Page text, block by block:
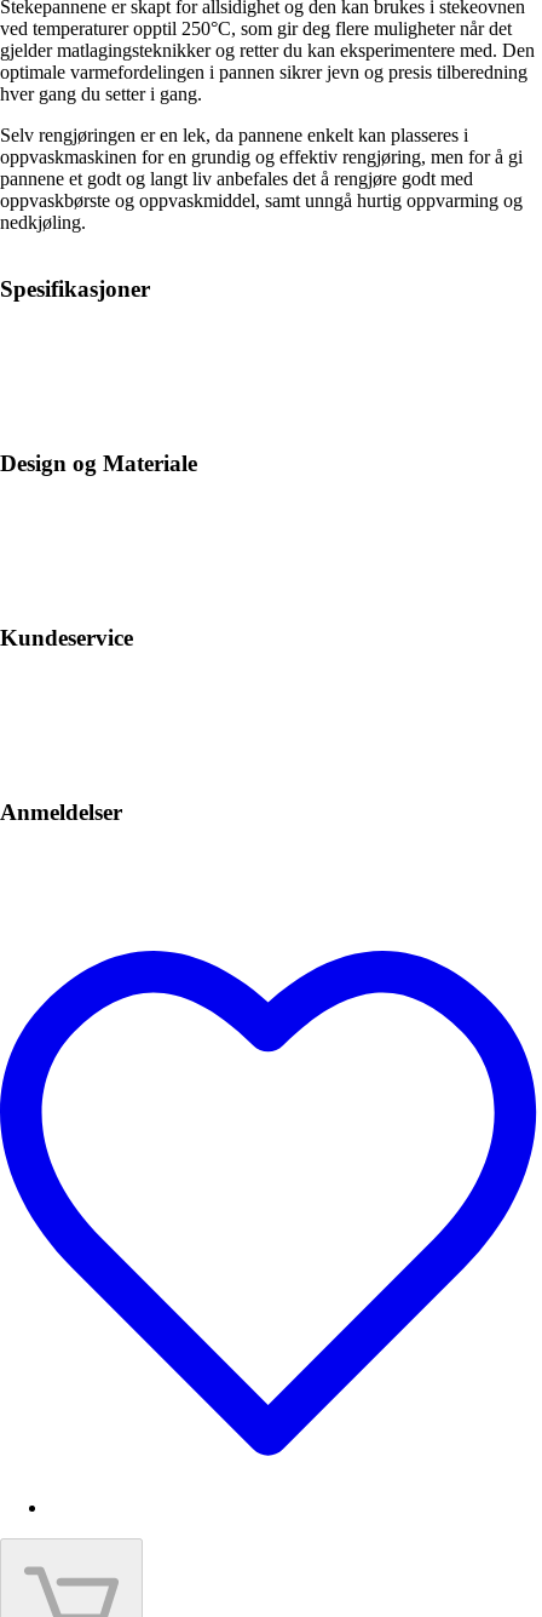
Stekepannene er skapt for allsidighet og den kan brukes i stekeovnen
ved temperaturer opptil 250°C, som gir deg flere muligheter når det
gjelder matlagingsteknikker og retter du kan eksperimentere med. Den
optimale varmefordelingen i pannen sikrer jevn og presis tilberedning
hver gang du setter i gang.
Selv rengjøringen er en lek, da pannene enkelt kan plasseres i
oppvaskmaskinen for en grundig og effektiv rengjøring, men for å gi
pannene et godt og langt liv anbefales det å rengjøre godt med
oppvaskbørste og oppvaskmiddel, samt unngå hurtig oppvarming og
nedkjøling.
Spesifikasjoner
Design og Materiale
Kundeservice
Anmeldelser